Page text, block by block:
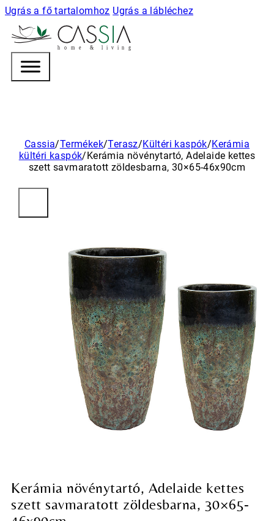
Ugrás a fő tartalomhoz Ugrás a lábléchez
h o m e & l i v i n g
Cassia/Termékek/Terasz/Kültéri kaspók/Kerámia
kültéri kaspók/Kerámia növénytartó, Adelaide kettes
szett savmaratott zöldesbarna, 30×65-46x90cm
Kerámia növénytartó, Adelaide kettes
szett savmaratott zöldesbarna, 30×65-